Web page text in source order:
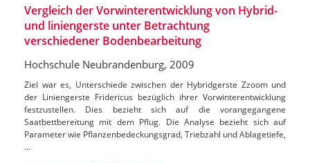
Vergleich der Vorwinterentwicklung von Hybrid-
und liniengerste unter Betrachtung
verschiedener Bodenbearbeitung
Hochschule Neubrandenburg, 2009
Ziel war es, Unterschiede zwischen der Hybridgerste Zzoom und
der Liniengerste Fridericus bezüglich ihrer Vorwinterentwicklung
festzustellen. Dies bezieht sich auf die vorangegangene
Saatbettbereitung mit dem Pflug. Die Analyse bezieht sich auf
Parameter wie Pflanzenbedeckungsgrad, Triebzahl und Ablagetiefe,
…